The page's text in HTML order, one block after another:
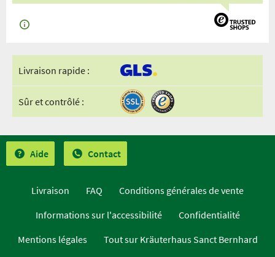
Livraison rapide :
Sûr et contrôlé :
Aide Contact
Livraison FAQ
Conditions générales de vente
Informations sur l'accessibilité
Confidentialité
Mentions légales
Tout sur Kräuterhaus Sanct Bernhard